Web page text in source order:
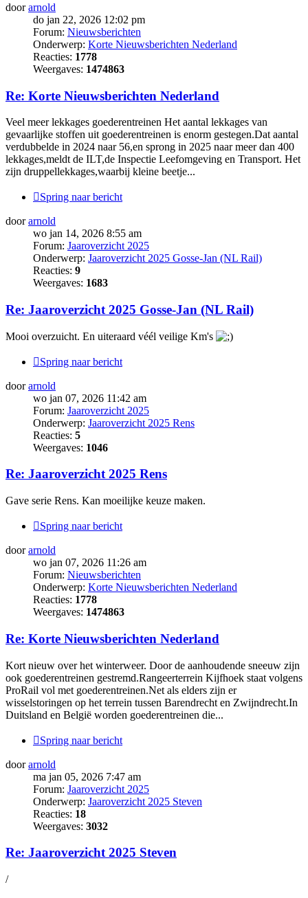
doorarnold
do jan 22, 2026 12:02 pm
Forum: Nieuwsberichten
Onderwerp: Korte Nieuwsberichten Nederland
Reacties: 1778
Weergaves: 1474863
Re: Korte Nieuwsberichten Nederland
Veel meer lekkages goederentreinen Het aantal lekkages van
gevaarlijke stoffen uit goederentreinen is enorm gestegen.Dat aantal
verdubbelde in 2024 naar 56,en sprong in 2025 naar meer dan 400
lekkages,meldt de ILT,de Inspectie Leefomgeving en Transport. Het
zijn druppellekkages,waarbij kleine beetje...
Spring naar bericht
doorarnold
wo jan 14, 2026 8:55 am
Forum: Jaaroverzicht 2025
Onderwerp: Jaaroverzicht 2025 Gosse-Jan (NL Rail)
Reacties: 9
Weergaves: 1683
Re: Jaaroverzicht 2025 Gosse-Jan (NL Rail)
Mooi overzuicht. En uiteraard véél veilige Km's
Spring naar bericht
doorarnold
wo jan 07, 2026 11:42 am
Forum: Jaaroverzicht 2025
Onderwerp: Jaaroverzicht 2025 Rens
Reacties: 5
Weergaves: 1046
Re: Jaaroverzicht 2025 Rens
Gave serie Rens. Kan moeilijke keuze maken.
Spring naar bericht
doorarnold
wo jan 07, 2026 11:26 am
Forum: Nieuwsberichten
Onderwerp: Korte Nieuwsberichten Nederland
Reacties: 1778
Weergaves: 1474863
Re: Korte Nieuwsberichten Nederland
Kort nieuw over het winterweer. Door de aanhoudende sneeuw zijn
ook goederentreinen gestremd.Rangeerterrein Kijfhoek staat volgens
ProRail vol met goederentreinen.Net als elders zijn er
wisselstoringen op het terrein tussen Barendrecht en Zwijndrecht.In
Duitsland en België worden goederentreinen die...
Spring naar bericht
doorarnold
ma jan 05, 2026 7:47 am
Forum: Jaaroverzicht 2025
Onderwerp: Jaaroverzicht 2025 Steven
Reacties: 18
Weergaves: 3032
Re: Jaaroverzicht 2025 Steven
/